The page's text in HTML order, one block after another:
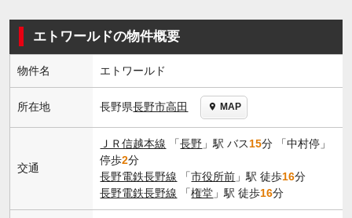
エトワールドの物件概要
物件名 エトワールド
所在地 長野県長野市高田 MAP
交通
ＪＲ信越本線 「長野 」駅 バス15分 「中村停」
停歩2分
長野電鉄長野線 「市役所前 」駅 徒歩16分
長野電鉄長野線 「権堂 」駅 徒歩16分